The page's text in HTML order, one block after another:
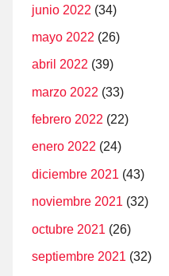
junio 2022 (34)
mayo 2022 (26)
abril 2022 (39)
marzo 2022 (33)
febrero 2022 (22)
enero 2022 (24)
diciembre 2021 (43)
noviembre 2021 (32)
octubre 2021 (26)
septiembre 2021 (32)